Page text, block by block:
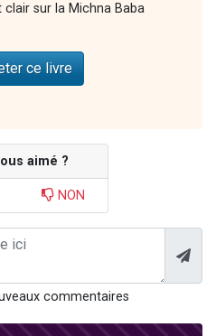
clair sur la Michna Baba
ce livre
aimé ?
NON
commentaires